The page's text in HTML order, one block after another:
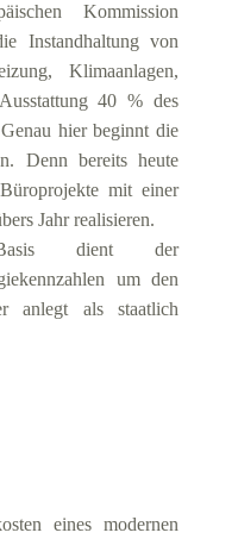
Kommission
Instandhaltung von
Klimaanlagen,
40 % des
hier beginnt die
Denn bereits heute
mit einer
Jahr realisieren.
dient der
um den
anlegt als staatlich
eines modernen